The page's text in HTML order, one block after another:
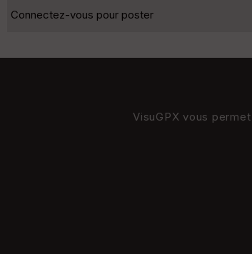
Connectez-vous pour poster
VisuGPX vous